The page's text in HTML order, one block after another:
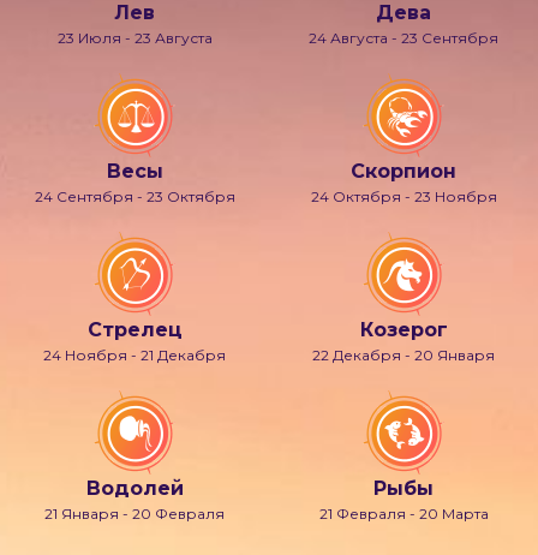
Лев
23 Июля - 23 Августа
Дева
24 Августа - 23 Сентября
Весы
24 Сентября - 23 Октября
Скорпион
24 Октября - 23 Ноября
Стрелец
24 Ноября - 21 Декабря
Козерог
22 Декабря - 20 Января
Водолей
21 Января - 20 Февраля
Рыбы
21 Февраля - 20 Марта